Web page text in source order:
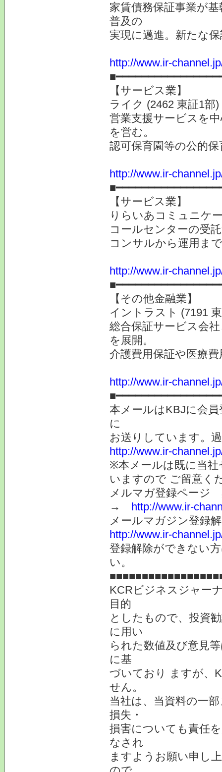
家賃債務保証事業が
普及の
実現に邁進。新たな
http://www.ir-
【サービス業】
ライク (2462 東証1部)
営業支援サービスを
を営む。
認可保育園等の公的
http://www.ir-
【サービス業】
りらいあコミュニケ
コールセンターの受
コンサルから運用ま
http://www.ir-
【その他金融業】
イントラスト (7191
総合保証サービス会
を展開。
介護費用保証や医療
http://www.ir-
本メールはKBJに会
に
お送りしています。
http://www.ir-
※本メールは既に当
いますので ご留意く
メルマガ登録ページ
→ http://www.ir-
メールマガジン登録
http://www.ir-
登録解除ができない
い。
KCRビジネスジャー
目的
としたもので、投資
に用い
られた数値及び意見
に基
づいており ますが、
せん。
当社は、当資料の一
損失・
損害についても責任
なされ
ますようお願い申し